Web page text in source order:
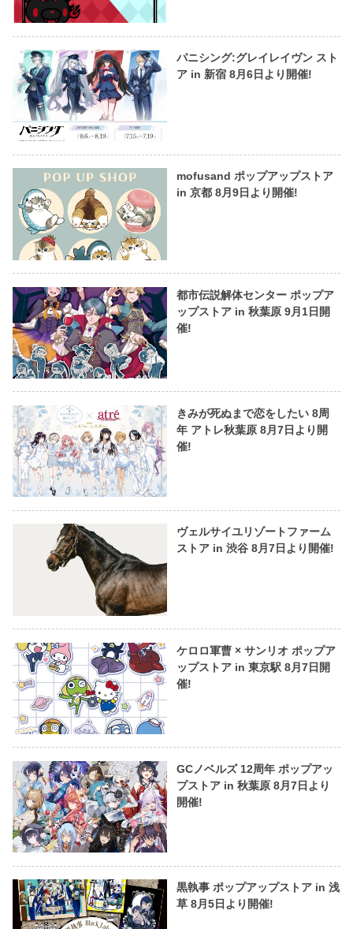
パニシング:グレイレイヴン スト
ア in 新宿 8月6日より開催!
mofusand ポップアップストア
in 京都 8月9日より開催!
都市伝説解体センター ポップア
ップストア in 秋葉原 9月1日開
催!
きみが死ぬまで恋をしたい 8周
年 アトレ秋葉原 8月7日より開
催!
ヴェルサイユリゾートファーム
ストア in 渋谷 8月7日より開催!
ケロロ軍曹 × サンリオ ポップア
ップストア in 東京駅 8月7日開
催!
GCノベルズ 12周年 ポップアッ
プストア in 秋葉原 8月7日より
開催!
黒執事 ポップアップストア in 浅
草 8月5日より開催!